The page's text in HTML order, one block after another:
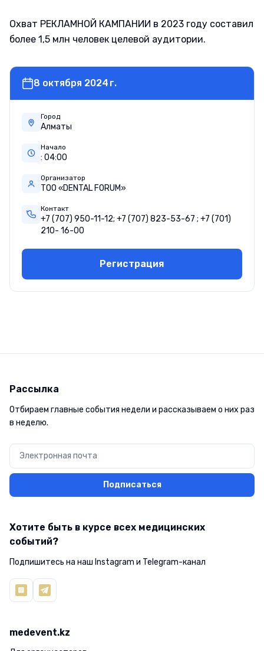
Охват РЕКЛАМНОЙ КАМПАНИИ в 2023 году составил
более 1,5 млн человек целевой аудитории.
8 октября 2024 г.
Город
Алматы
Начало
: 04:00
Организатор
ТОО «DENTAL FORUM»
Контакт
+7 (707) 950-11-12; +7 (707) 823-53-67 ; +7 (701)
210- 16-00
Регистрация
Рассылка
Отбираем главные события недели и рассказываем о них раз
в неделю.
Подписаться
Хотите быть в курсе всех медицинских
событий?
Подпишитесь на наш Instagram и Telegram-канал
medevent.kz